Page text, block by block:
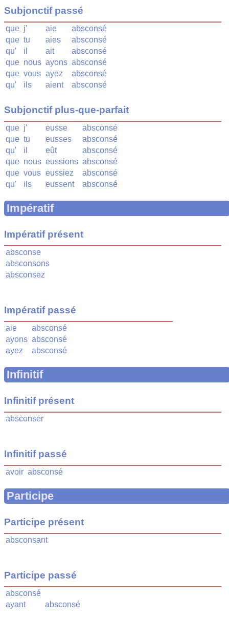
Subjonctif passé
que j' aie
absconsé
que tu aies
absconsé
qu'
il ait
absconsé
que nous ayons absconsé
que vous ayez
absconsé
qu'
ils aient absconsé
Subjonctif plus-que-parfait
que j' eusse
absconsé
que tu eusses
absconsé
qu'
il eût
absconsé
que nous eussions absconsé
que vous eussiez
absconsé
qu'
ils eussent absconsé
Impératif
Impératif présent
absconse
absconsons
absconsez
Impératif passé
aie
absconsé
ayons absconsé
ayez
absconsé
Infinitif
Infinitif présent
absconser
Infinitif passé
avoir absconsé
Participe
Participe présent
absconsant
Participe passé
absconsé
ayant
absconsé